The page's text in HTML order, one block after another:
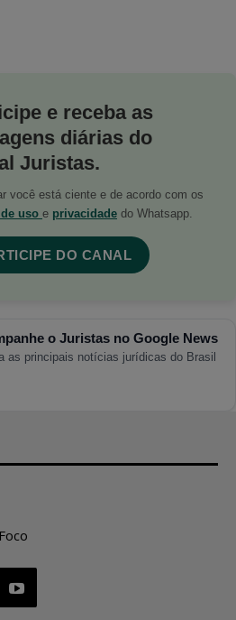
e receba as
diárias do
Juristas.
você está ciente e de acordo com os
uso e privacidade do Whatsapp.
DO CANAL
o Juristas no Google News
as principais notícias jurídicas do Brasil